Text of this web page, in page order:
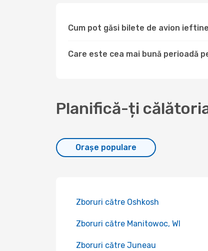
Cum pot găsi bilete de avion
Care este cea mai bună perioadă
Planifică-ți
Orașe populare
Zboruri către Oshkosh
Zboruri către Manitowoc, WI
Zboruri către Juneau